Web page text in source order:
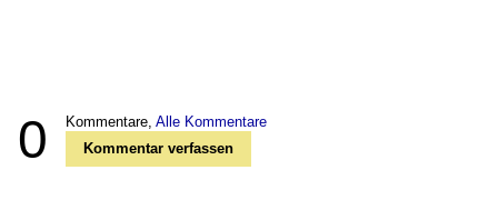
0 Kommentare, Alle Kommentare
Kommentar verfassen